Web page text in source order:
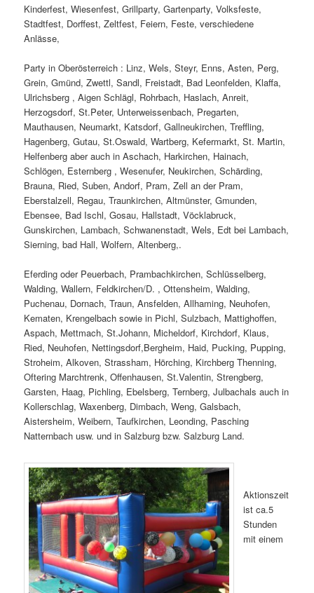
Kinderfest, Wiesenfest, Grillparty, Gartenparty, Volksfeste,
Stadtfest, Dorffest, Zeltfest, Feiern, Feste, verschiedene
Anlässe,
Party in Oberösterreich : Linz, Wels, Steyr, Enns, Asten, Perg,
Grein, Gmünd, Zwettl, Sandl, Freistadt, Bad Leonfelden, Klaffa,
Ulrichsberg , Aigen Schlägl, Rohrbach, Haslach, Anreit,
Herzogsdorf, St.Peter, Unterweissenbach, Pregarten,
Mauthausen, Neumarkt, Katsdorf, Gallneukirchen, Treffling,
Hagenberg, Gutau, St.Oswald, Wartberg, Kefermarkt, St. Martin,
Helfenberg aber auch in Aschach, Harkirchen, Hainach,
Schlögen, Esternberg , Wesenufer, Neukirchen, Schärding,
Brauna, Ried, Suben, Andorf, Pram, Zell an der Pram,
Eberstalzell, Regau, Traunkirchen, Altmünster, Gmunden,
Ebensee, Bad Ischl, Gosau, Hallstadt, Vöcklabruck,
Gunskirchen, Lambach, Schwanenstadt, Wels, Edt bei Lambach,
Sierning, bad Hall, Wolfern, Altenberg,.
Eferding oder Peuerbach, Prambachkirchen, Schlüsselberg,
Walding, Wallern, Feldkirchen/D. , Ottensheim, Walding,
Puchenau, Dornach, Traun, Ansfelden, Allhaming, Neuhofen,
Kematen, Krengelbach sowie in Pichl, Sulzbach, Mattighoffen,
Aspach, Mettmach, St.Johann, Micheldorf, Kirchdorf, Klaus,
Ried, Neuhofen, Nettingsdorf,Bergheim, Haid, Pucking, Pupping,
Stroheim, Alkoven, Strassham, Hörching, Kirchberg Thenning,
Oftering Marchtrenk, Offenhausen, St.Valentin, Strengberg,
Garsten, Haag, Pichling, Ebelsberg, Ternberg, Julbachals auch in
Kollerschlag, Waxenberg, Dimbach, Weng, Galsbach,
Aistersheim, Weibern, Taufkirchen, Leonding, Pasching
Natternbach usw. und in Salzburg bzw. Salzburg Land.
Aktionszeit
ist ca.5
Stunden
mit einem